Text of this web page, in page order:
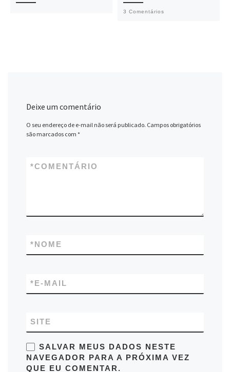
3 Comentários
Deixe um comentário
O seu endereço de e-mail não será publicado. Campos obrigatórios
são marcados com*
COMENTÁRIO
*
NOME
*
E-MAIL
*
SITE
SALVAR MEUS DADOS NESTE
NAVEGADOR PARA A PRÓXIMA VEZ
QUE EU COMENTAR.